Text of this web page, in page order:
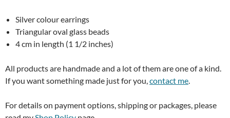
Silver colour earrings
Triangular oval glass beads
4 cm in length (1 1/2 inches)
All products are handmade and a lot of them are one of a kind.
If you want something made just for you, contact me
For details on payment options, shipping or packages, please